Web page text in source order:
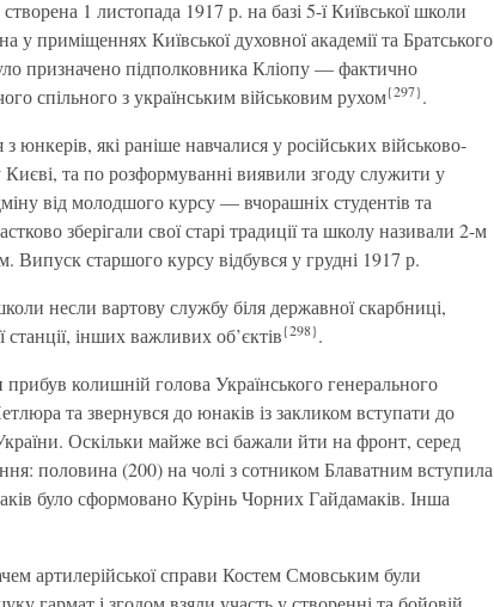
1 листопада 1917 р. на базі 5-ї Київської школи
у приміщеннях Київської духовної академії та Братського
призначено підполковника Кліопу — фактично
спільного з українським військовим рухом{297}.
юнкерів, які раніше навчалися у російських військово-
та по розформуванні виявили згоду служити у
від молодшого курсу — вчорашніх студентів та
зберігали свої старі традиції та школу називали 2-м
Випуск старшого курсу відбувся у грудні 1917 р.
несли вартову службу біля державної скарбниці,
інших важливих об’єктів{298}.
колишній голова Українського генерального
та звернувся до юнаків із закликом вступати до
Оскільки майже всі бажали йти на фронт, серед
половина (200) на чолі з сотником Блаватним вступила
було сформовано Курінь Чорних Гайдамаків. Інша
артилерійської справи Костем Смовським були